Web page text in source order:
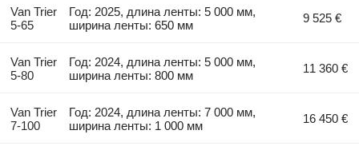
Van Trier
5-65
Год: 2025, длина ленты: 5 000 мм,
ширина ленты: 650 мм
9 525 €
Van Trier
5-80
Год: 2024, длина ленты: 5 000 мм,
ширина ленты: 800 мм
11 360 €
Van Trier
7-100
Год: 2024, длина ленты: 7 000 мм,
ширина ленты: 1 000 мм
16 450 €